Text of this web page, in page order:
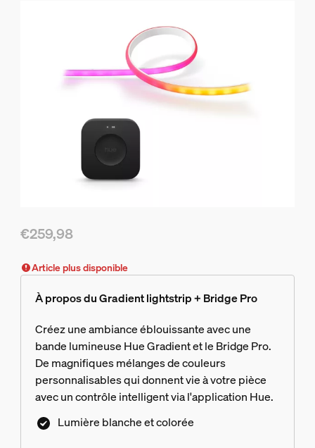
€259,98
Article plus disponible
À propos du Gradient lightstrip + Bridge Pro
Créez une ambiance éblouissante avec une
bande lumineuse Hue Gradient et le Bridge Pro.
De magnifiques mélanges de couleurs
personnalisables qui donnent vie à votre pièce
avec un contrôle intelligent via l'application Hue.
Lumière blanche et colorée